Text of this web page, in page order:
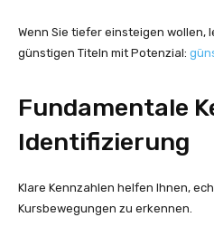
Wenn Sie tiefer einsteigen wollen,
günstigen Titeln mit Potenzial:
Fundamentale
Identifizierung
Klare Kennzahlen helfen Ihnen,
Kursbewegungen zu erkennen.